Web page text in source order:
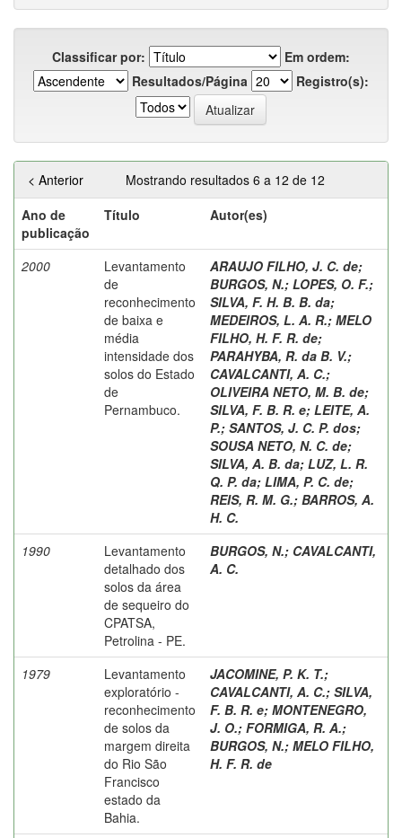
Classificar por:
Em ordem:
Resultados/Página
Registro(s):
Mostrando resultados 6 a 12 de 12
< Anterior
Ano de
publicação
Título Autor(es)
2000
Levantamento
de
reconhecimento
de baixa e
média
intensidade dos
solos do Estado
de
Pernambuco.
ARAUJO FILHO, J. C. de;
BURGOS, N.; LOPES, O. F.;
SILVA, F. H. B. B. da;
MEDEIROS, L. A. R.; MELO
FILHO, H. F. R. de;
PARAHYBA, R. da B. V.;
CAVALCANTI, A. C.;
OLIVEIRA NETO, M. B. de;
SILVA, F. B. R. e; LEITE, A.
P.; SANTOS, J. C. P. dos;
SOUSA NETO, N. C. de;
SILVA, A. B. da; LUZ, L. R.
Q. P. da; LIMA, P. C. de;
REIS, R. M. G.; BARROS, A.
H. C.
1990
Levantamento
detalhado dos
solos da área
de sequeiro do
CPATSA,
Petrolina - PE.
BURGOS, N.; CAVALCANTI,
A. C.
1979
Levantamento
exploratório -
reconhecimento
de solos da
margem direita
do Rio São
Francisco
estado da
Bahia.
JACOMINE, P. K. T.;
CAVALCANTI, A. C.; SILVA,
F. B. R. e; MONTENEGRO,
J. O.; FORMIGA, R. A.;
BURGOS, N.; MELO FILHO,
H. F. R. de